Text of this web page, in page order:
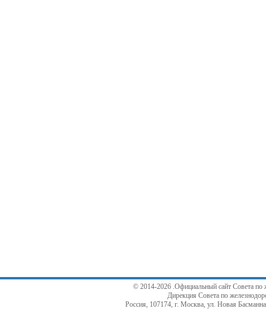
© 2014-2026 .Официальный сайт Совета по
Дирекция Совета по
Россия, 107174, г. Москва, ул. Новая